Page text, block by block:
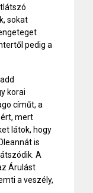
sokat
pedig a
korai
címűt, a
mert
látok, hogy
is
A
Árulást
a veszély,